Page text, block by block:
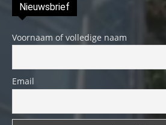
Nieuwsbrief
Voornaam of volledige naam
Email